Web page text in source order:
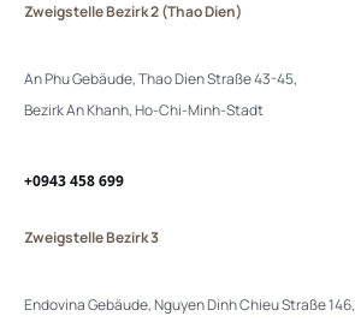
Zweigstelle Bezirk 2 (Thao Dien)
An Phu Gebäude, Thao Dien Straße 43-45,
Bezirk An Khanh, Ho-Chi-Minh-Stadt
+0943 458 699
Zweigstelle Bezirk 3
Endovina Gebäude, Nguyen Dinh Chieu Straße 146,